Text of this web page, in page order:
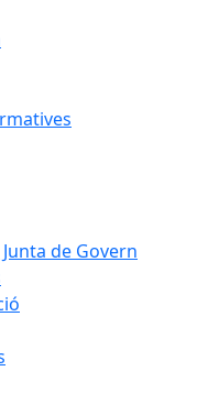
de Govern